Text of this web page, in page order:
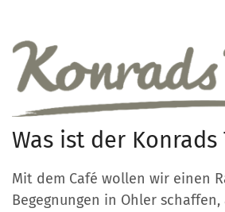
Was ist der Konrads
Mit dem Café wollen wir einen
Begegnungen in Ohler